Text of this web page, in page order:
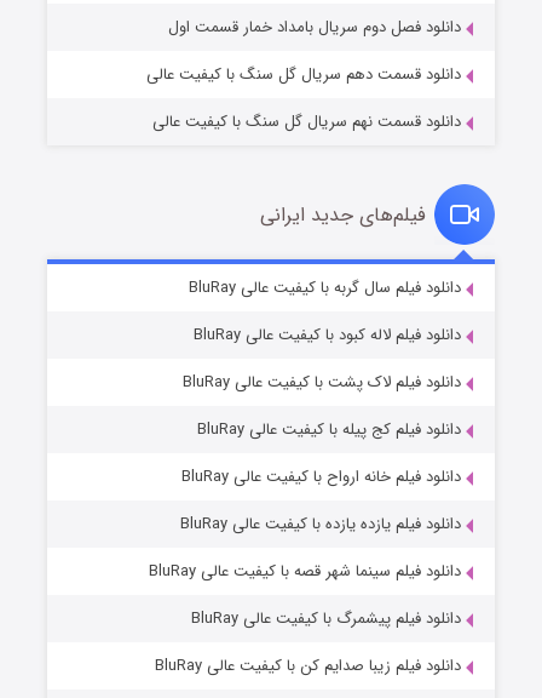
قسمت۷ (زیرنویس) منتشر شد
دانلود فصل دوم سریال بامداد خمار قسمت اول
دانلود قسمت دهم سریال گل سنگ با کیفیت عالی
دانلود قسمت نهم سریال گل سنگ با کیفیت عالی
فیلم‌های جدید ایرانی
دانلود فیلم سال گربه با کیفیت عالی BluRay
دانلود فیلم لاله کبود با کیفیت عالی BluRay
دانلود فیلم لاک پشت با کیفیت عالی BluRay
دانلود فیلم کج‌ پیله با کیفیت عالی BluRay
دانلود فیلم خانه ارواح با کیفیت عالی BluRay
دانلود فیلم یازده یازده با کیفیت عالی BluRay
دانلود فیلم سینما شهر قصه با کیفیت عالی BluRay
دانلود فیلم پیشمرگ با کیفیت عالی BluRay
دانلود فیلم زیبا صدایم کن با کیفیت عالی BluRay